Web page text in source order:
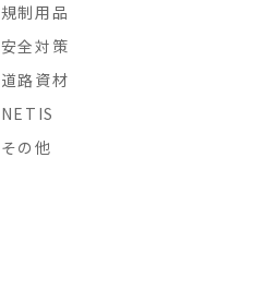
規制用品
安全対策
道路資材
NETIS
その他